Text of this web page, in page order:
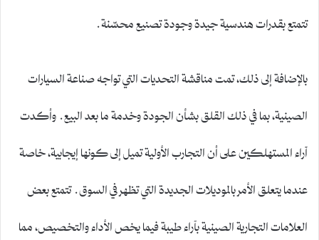
تتمتع بقدرات هندسية جيدة وجودة تصنيع محسّنة.
بالإضافة إلى ذلك، تمت مناقشة التحديات التي تواجه صناعة السيارات
الصينية، بما في ذلك القلق بشأن الجودة وخدمة ما بعد البيع. وأكدت
آراء المستهلكين على أن التجارب الأولية تميل إلى كونها إيجابية، خاصة
عندما يتعلق الأمر بالموديلات الجديدة التي تظهر في السوق. تتمتع بعض
العلامات التجارية الصينية بآراء طيبة فيما يخص الأداء والتخصيص، مما